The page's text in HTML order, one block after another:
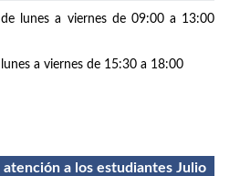
de lunes a viernes de 09:00 a 13:00
a viernes de 15:30 a 18:00
atención a los estudiantes Julio